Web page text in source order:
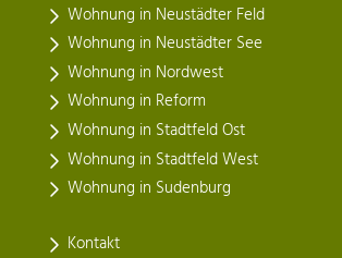
Wohnung in Neustädter Feld
Wohnung in Neustädter See
Wohnung in Nordwest
Wohnung in Reform
Wohnung in Stadtfeld Ost
Wohnung in Stadtfeld West
Wohnung in Sudenburg
Kontakt